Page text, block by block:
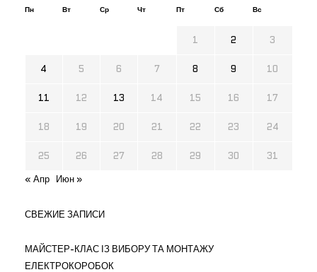
Пн Вт Ср Чт Пт Сб Вс
1 2 3
4 5 6 7 8 9 10
11 12 13 14 15 16 17
18 19 20 21 22 23 24
25 26 27 28 29 30
31
« Апр Июн »
СВЕЖИЕ ЗАПИСИ
МАЙСТЕР-КЛАС ІЗ ВИБОРУ ТА МОНТАЖУ
ЕЛЕКТРОКОРОБОК